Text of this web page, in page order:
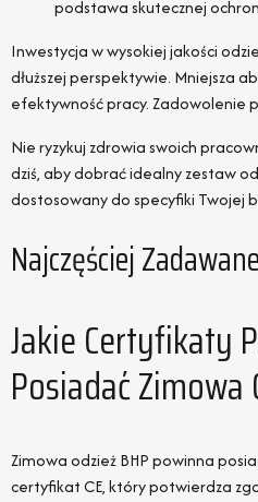
podstawa skutecznej
Inwestycja w wysokiej jakości
dłuższej perspektywie. Mniejsza
efektywność pracy. Zadowolenie
Nie ryzykuj zdrowia swoich
dziś, aby dobrać idealny zestaw
dostosowany do specyfiki Twojej
Najczęściej
Jakie Certyfikaty
Posiadać Zimowa
Zimowa odzież BHP powinna
certyfikat CE, który potwierdza